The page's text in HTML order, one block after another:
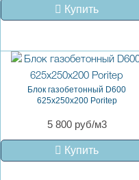
Купить
Блок газобетонный D600
625х250х200 Poritep
5 800 руб/м3
Купить